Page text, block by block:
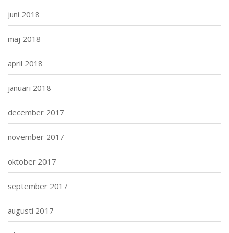
juni 2018
maj 2018
april 2018
januari 2018
december 2017
november 2017
oktober 2017
september 2017
augusti 2017